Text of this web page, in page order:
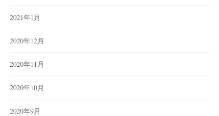
2021年1月
2020年12月
2020年11月
2020年10月
2020年9月